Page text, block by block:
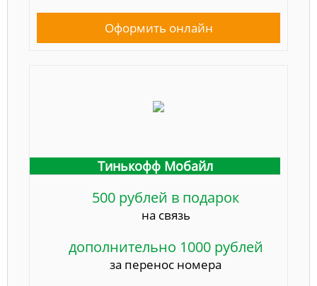
Оформить онлайн
Тинькофф Мобайл
500 рублей в подарок
на связь
дополнительно 1000 рублей
за перенос номера